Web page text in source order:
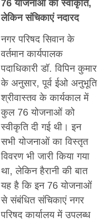
76 योजनाओं की स्वीकृति,
लेकिन संचिकाएं नदारद
नगर परिषद सिवान के
वर्तमान कार्यपालक
पदाधिकारी डॉ. विपिन कुमार
के अनुसार, पूर्व ईओ अनुभूति
श्रीवास्तव के कार्यकाल में
कुल 76 योजनाओं को
स्वीकृति दी गई थी। इन
सभी योजनाओं का विस्तृत
विवरण भी जारी किया गया
था, लेकिन हैरानी की बात
यह है कि इन 76 योजनाओं
से संबंधित संचिकाएं नगर
परिषद कार्यालय में उपलब्ध